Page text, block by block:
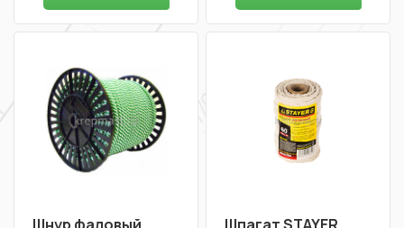
Шнур фаловый
Шпагат STAYER